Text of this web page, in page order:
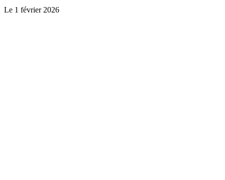
Le 1 février 2026